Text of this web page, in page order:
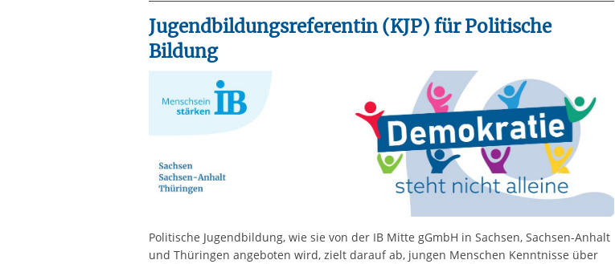
Jugendbildungsreferentin (KJP) für Politische
Bildung
Politische Jugendbildung, wie sie von der IB Mitte gGmbH in Sachsen, Sachsen-Anhalt
und Thüringen angeboten wird, zielt darauf ab, jungen Menschen Kenntnisse über